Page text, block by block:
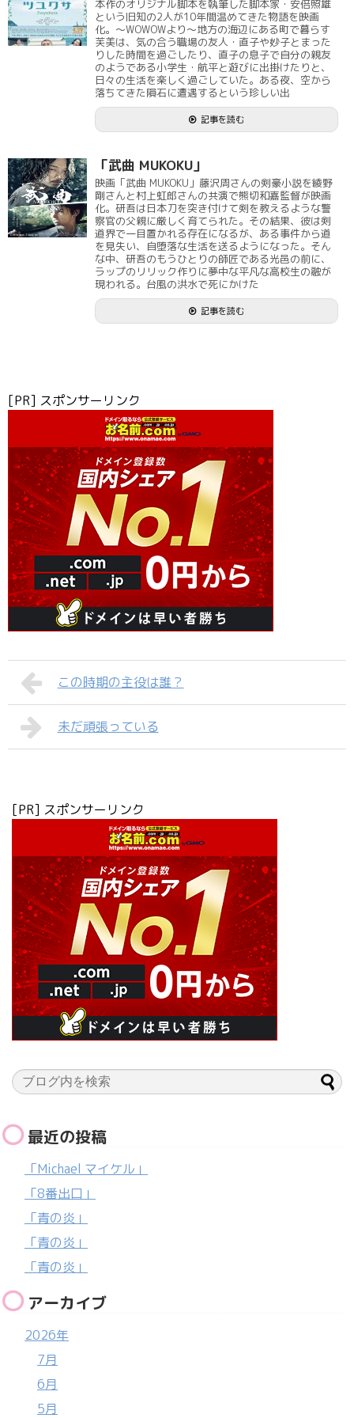
本作のオリジナル脚本を執筆した脚本家・安倍照雄
という旧知の2人が10年間温めてきた物語を映画
化。～WOWOWより～地方の海辺にある町で暮らす
芙美は、気の合う職場の友人・直子や妙子とまった
りした時間を過ごしたり、直子の息子で自分の親友
のようである小学生・航平と遊びに出掛けたりと、
日々の生活を楽しく過ごしていた。ある夜、空から
落ちてきた隕石に遭遇するという珍しい出
記事を読む
「武曲 MUKOKU」
映画「武曲 MUKOKU」藤沢周さんの剣豪小説を綾野
剛さんと村上虹郎さんの共演で熊切和嘉監督が映画
化。研吾は日本刀を突き付けて剣を教えるような警
察官の父親に厳しく育てられた。その結果、彼は剣
道界で一目置かれる存在になるが、ある事件から道
を見失い、自堕落な生活を送るようになった。そん
な中、研吾のもうひとりの師匠である光邑の前に、
ラップのリリック作りに夢中な平凡な高校生の融が
現われる。台風の洪水で死にかけた
記事を読む
[PR] スポンサーリンク
この時期の主役は誰？
未だ頑張っている
[PR] スポンサーリンク
最近の投稿
「Michael マイケル」
「8番出口」
「青の炎」
「青の炎」
「青の炎」
アーカイブ
2026年
7月
6月
5月